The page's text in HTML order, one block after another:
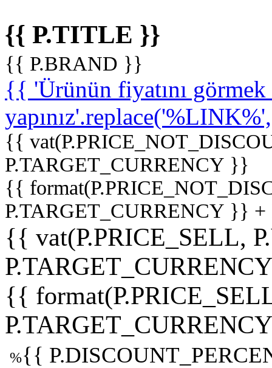
{{ P.TITLE }}
{{ P.BRAND }}
{{ 'Ürünün fiyatını
{{
P.TARGET_CURRENCY }}
{{
P.TARGET_CURRENCY }}
{{ vat(P.PRICE_SELL,
{{
%{{